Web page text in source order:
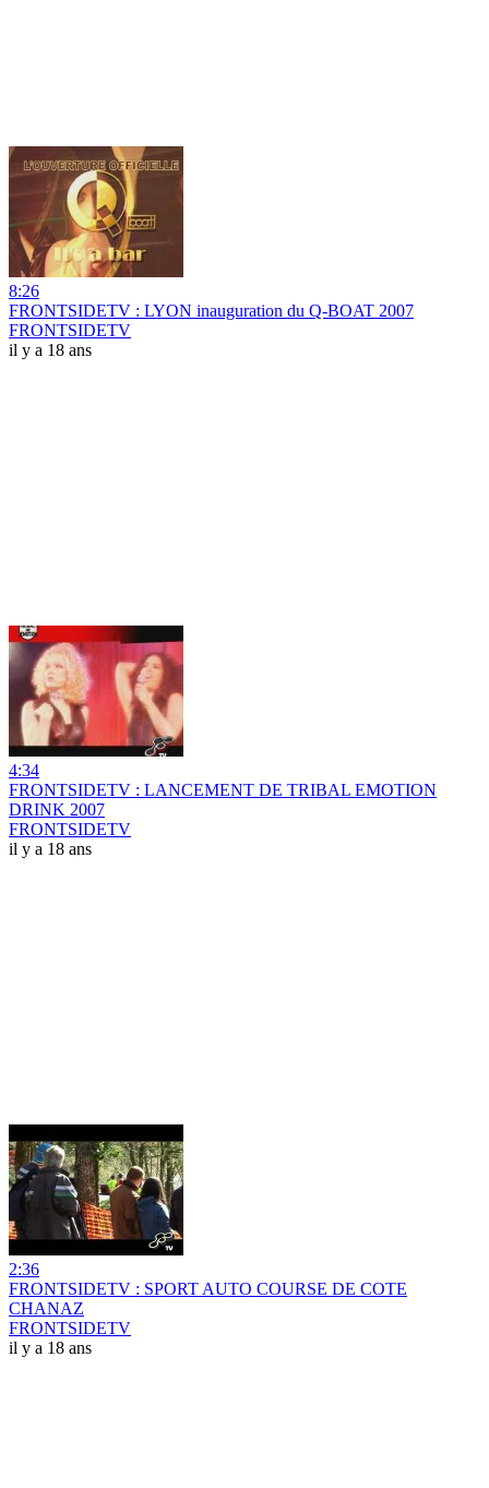
8:26
FRONTSIDETV : LYON inauguration du Q-BOAT 2007
FRONTSIDETV
il y a 18 ans
4:34
FRONTSIDETV : LANCEMENT DE TRIBAL EMOTION
DRINK 2007
FRONTSIDETV
il y a 18 ans
2:36
FRONTSIDETV : SPORT AUTO COURSE DE COTE
CHANAZ
FRONTSIDETV
il y a 18 ans